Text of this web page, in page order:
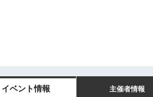
イベント情報 主催者情報